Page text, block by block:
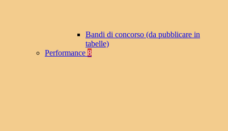
Bandi di concorso (da pubblicare in
tabelle)
Performance 8